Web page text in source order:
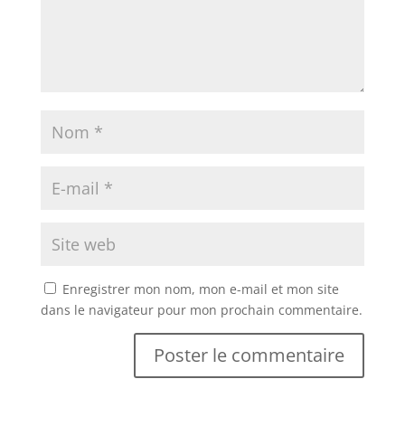
Enregistrer mon nom, mon e-mail et mon site
dans le navigateur pour mon prochain commentaire.